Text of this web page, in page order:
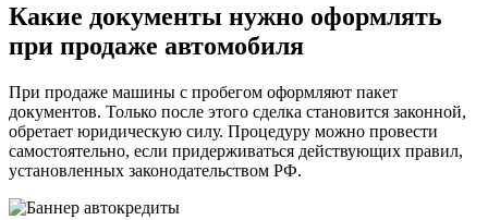
Какие документы нужно оформлять
при продаже автомобиля
При продаже машины с пробегом оформляют пакет
документов. Только после этого сделка становится законной,
обретает юридическую силу. Процедуру можно провести
самостоятельно, если придерживаться действующих правил,
установленных законодательством РФ.